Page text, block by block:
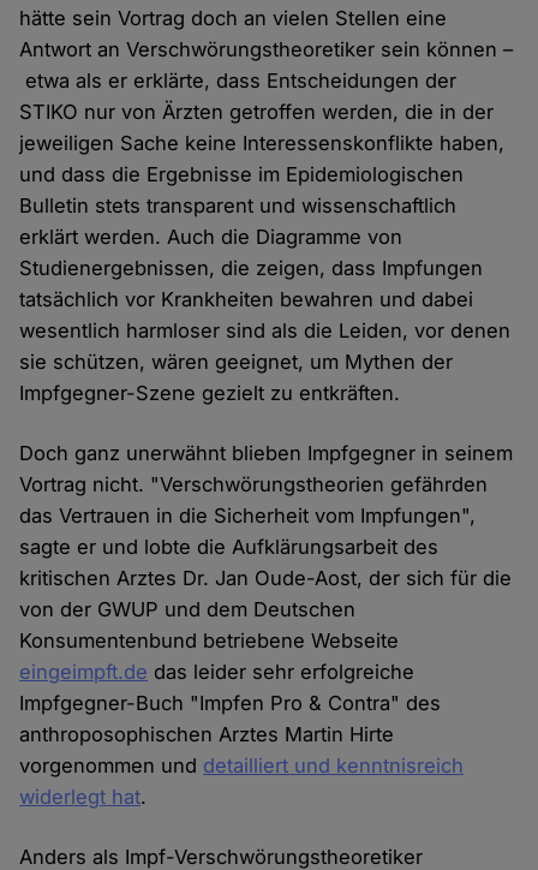
hätte sein Vortrag doch an vielen Stellen eine
Antwort an Verschwörungstheoretiker sein können –
etwa als er erklärte, dass Entscheidungen der
STIKO nur von Ärzten getroffen werden, die in der
jeweiligen Sache keine Interessenskonflikte haben,
und dass die Ergebnisse im Epidemiologischen
Bulletin stets transparent und wissenschaftlich
erklärt werden. Auch die Diagramme von
Studienergebnissen, die zeigen, dass Impfungen
tatsächlich vor Krankheiten bewahren und dabei
wesentlich harmloser sind als die Leiden, vor denen
sie schützen, wären geeignet, um Mythen der
Impfgegner-Szene gezielt zu entkräften.
Doch ganz unerwähnt blieben Impfgegner in seinem
Vortrag nicht. "Verschwörungstheorien gefährden
das Vertrauen in die Sicherheit vom Impfungen",
sagte er und lobte die Aufklärungsarbeit des
kritischen Arztes Dr. Jan Oude-Aost, der sich für die
von der GWUP und dem Deutschen
Konsumentenbund betriebene Webseite
eingeimpft.de das leider sehr erfolgreiche
Impfgegner-Buch "Impfen Pro & Contra" des
anthroposophischen Arztes Martin Hirte
vorgenommen und detailliert und kenntnisreich
widerlegt hat.
Anders als Impf-Verschwörungstheoretiker